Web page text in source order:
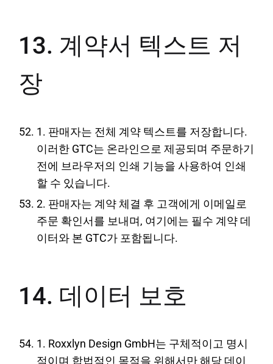
13. 계약서 텍스트 저
장
1. 판매자는 전체 계약 텍스트를 저장합니다.
이러한 GTC는 온라인으로 제공되며 주문하기
전에 브라우저의 인쇄 기능을 사용하여 인쇄
할 수 있습니다.
2. 판매자는 계약 체결 후 고객에게 이메일로
주문 확인서를 보내며, 여기에는 필수 계약 데
이터와 본 GTC가 포함됩니다.
14. 데이터 보호
1. Roxxlyn Design GmbH는 구체적이고 명시
적이며 합법적인 목적을 위해서만 해당 데이